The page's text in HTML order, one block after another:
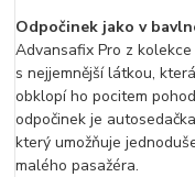
Odpočinek jako v
Advansafix Pro z
s nejjemnější látkou,
obklopí ho pocitem
odpočinek je
který umožňuje
malého pasažéra.